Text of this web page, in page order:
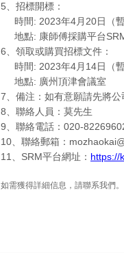
5 、招標開標：
時間: 2023年4月 20日（
地點: 康師傅採購平台
6 、領取或購買招標文件：
時間: 2023年4月 14日（
地點: 廣州頂津會議室
7 、備注：如有意願請先將
8 、聯絡人員：莫先生
9 、聯絡電話： 020-
10 、聯絡郵箱：
11
SRM平台網址： https://
如需獲得詳細信息，請聯系我們。